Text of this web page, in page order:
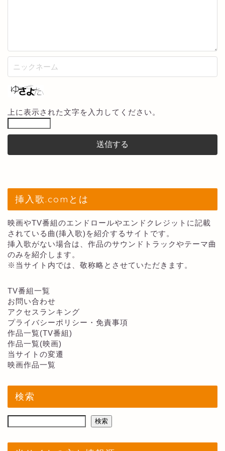
上に表示された文字を入力してください。
挿入歌.comとは
映画やTV番組のエンドロールやエンドクレジットに記載
されている曲(挿入歌)を紹介するサイトです。
挿入歌がない場合は、作品のサウンドトラックやテーマ曲
のみを紹介します。
※当サイト内では、敬称略とさせていただきます。
TV番組一覧
お問い合わせ
アクセスランキング
プライバシーポリシー・免責事項
作品一覧(TV番組)
作品一覧(映画)
当サイトの変遷
映画作品一覧
検索
検索